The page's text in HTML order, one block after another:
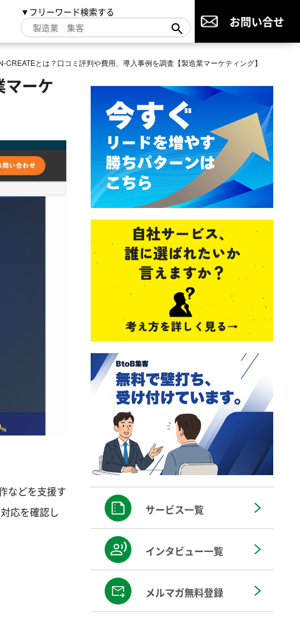
▼フリーワード検索する
お問い合せ
CREATEとは？口コミ評判や費用、導入事例を調査【製造業マーケティング】
マーケ
などを支援す
応を確認し
サービス一覧
インタビュー一覧
メルマガ無料登録